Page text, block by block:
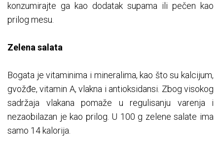
konzumirajte ga kao dodatak supama ili pečen kao
prilog mesu.
Zelena salata
Bogata je vitaminima i mineralima, kao što su kalcijum,
gvožđe, vitamin A, vlakna i antioksidansi. Zbog visokog
sadržaja vlakana pomaže u regulisanju varenja i
nezaobilazan je kao prilog. U 100 g zelene salate ima
samo 14 kalorija.